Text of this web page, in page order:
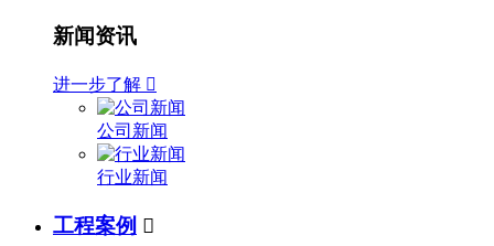
新闻资讯
进一步了解 
公司新闻
行业新闻
工程案例 